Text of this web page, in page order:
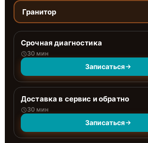
Гранитор
Срочная диагностика
30 мин
Записаться
Доставка в сервис и обратно
30 мин
Записаться